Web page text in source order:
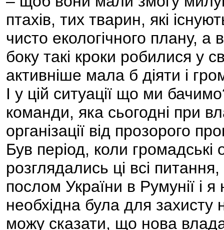
птахів, тих тварин, які
чисто екологічного плану, а
боку такі кроки робилися у
активніше мала б діяти і
І у цій ситуації що ми
команди, яка сьогодні при
організації від прозорого
Був період, коли громадські
розглядались ці всі
послом України в Румунії і
необхідна була для захисту
можу сказати, що нова